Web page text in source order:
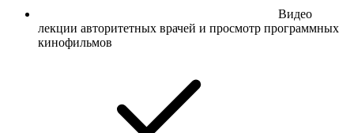
Видео
лекции авторитетных врачей и просмотр программных
кинофильмов